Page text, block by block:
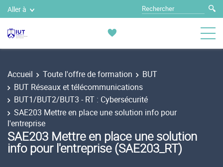
Aller à
Accueil Toute l'offre de formation
BUT
BUT Réseaux et télécommunications
BUT1/BUT2/BUT3 - RT : Cybersécurité
SAE203 Mettre en place une solution info pour
l'entreprise
SAE203 Mettre en place une solution
info pour l'entreprise (SAE203_RT)